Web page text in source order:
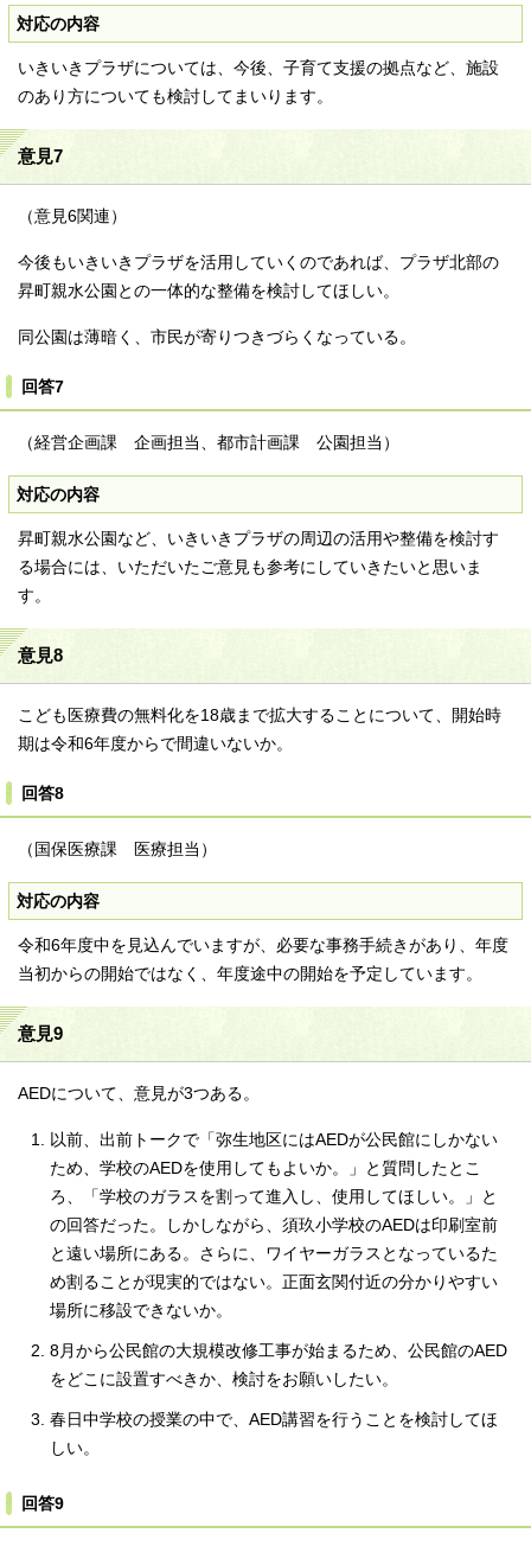
対応の内容
いきいきプラザについては、今後、子育て支援の拠点など、施設
のあり方についても検討してまいります。
意見7
（意見6関連）
今後もいきいきプラザを活用していくのであれば、プラザ北部の
昇町親水公園との一体的な整備を検討してほしい。
同公園は薄暗く、市民が寄りつきづらくなっている。
回答7
（経営企画課 企画担当、都市計画課 公園担当）
対応の内容
昇町親水公園など、いきいきプラザの周辺の活用や整備を検討す
る場合には、いただいたご意見も参考にしていきたいと思いま
す。
意見8
こども医療費の無料化を18歳まで拡大することについて、開始時
期は令和6年度からで間違いないか。
回答8
（国保医療課 医療担当）
対応の内容
令和6年度中を見込んでいますが、必要な事務手続きがあり、年度
当初からの開始ではなく、年度途中の開始を予定しています。
意見9
AEDについて、意見が3つある。
以前、出前トークで「弥生地区にはAEDが公民館にしかない
ため、学校のAEDを使用してもよいか。」と質問したとこ
ろ、「学校のガラスを割って進入し、使用してほしい。」と
の回答だった。しかしながら、須玖小学校のAEDは印刷室前
と遠い場所にある。さらに、ワイヤーガラスとなっているた
め割ることが現実的ではない。正面玄関付近の分かりやすい
場所に移設できないか。
8月から公民館の大規模改修工事が始まるため、公民館のAED
をどこに設置すべきか、検討をお願いしたい。
春日中学校の授業の中で、AED講習を行うことを検討してほ
しい。
回答9